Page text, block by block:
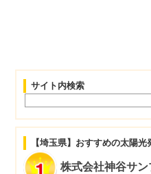
サイト内検索
【埼玉県】おすすめの太陽
株式会社神谷サン